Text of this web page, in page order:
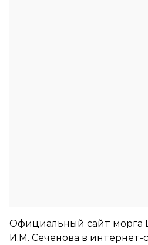
Официальный сайт
И.М. Сеченова в интернет-